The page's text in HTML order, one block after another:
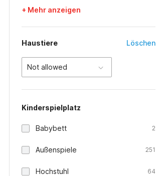
+ Mehr anzeigen
Haustiere Löschen
Not allowed
Kinderspielplatz
Babybett 2
Außenspiele 251
Hochstuhl 64